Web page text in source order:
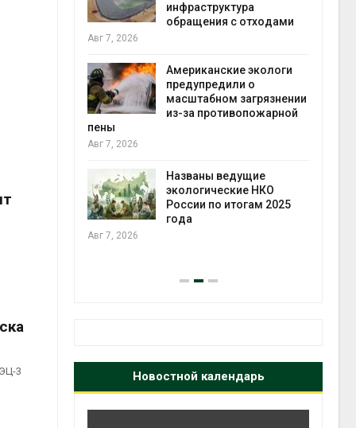
3
шин
инфраструктура
обращения с отходами
Авг 7, 2026
Американские экологи
предупредили о
масштабном загрязнении
из-за противопожарной
пены
Авг 7, 2026
Названы ведущие
экологические НКО
России по итогам 2025
года
Авг 7, 2026
Новостной календарь